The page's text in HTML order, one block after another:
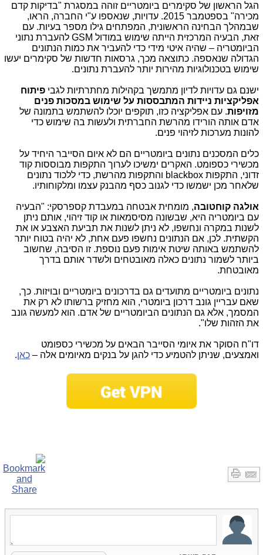
הגל הראשון של סקימרים ביומטריים זוהה במסגרת "בדיקות קדם
מכירה" בספטמבר 2015. עדויות, שנאספו ע"י החברה, הראו,
שבמהלך הבחינה הראשונית, המפתחים גילו מספר בעיות. עם
זאת, הבעיה המרכזית הייתה שימוש במודול GSM להעברת נתוני
הביומטריה – שהיה איטי מידי כדי להעביר את כמות הנתונים
הגדולה שנאספה. כתוצאה מכך, גרסאות חדשות של סקימרים יעשו
שימוש בטכנולוגיות מהירות יותר להעברת נתונים.
ישנם גם עדויות לדיון מתמשך בקהילות מחתרתיות לגבי פיתוח
אפליקציות ניידות המתבססות על שימוש במסכות פנים
מזויפות. עם אפליקציה כזו, תוקפים יוכלו להשתמש בתמונה של
אדם אותה הורידו מהרשת החברתית ולעשות בה שימוש כדי
להונות מערכות לזיהוי פנים.
כלים המסכנים נתונים ביומטריים הם לא איום הסייבר היחיד על
מכשירי כספומט. האקרים ימשיכו לערוך התקפות מבוססות קוד
זדוני, התקפות blackbox והתקפות מהרשת, כדי ללכוד נתונים
שלאחר מכן ישמשו כדי לגנוב כסף מהבנק עצמו ומלקוחותיו.
אולגה קוחטובה, מומחית אבטחה במעבדת קספרסקי: "הבעיה
עם ביומטריה היא, שבשונה מסיסמאות או קוד זיהוי, אותם ניתן
לשנות במקרה ונחשפו, לא ניתן לשנות את תביעת האצבע או את
הקשתית. לכן, אם הנתונים נחשפו פעם אחת, לא יהיה בטוח יותר
להשתמש באותה שיטת אימות פעם נוספת. זו הסיבה, שחשוב
ביותר לשמור נתונים כאלה מאובטחים ולשדר אותם בדרך
מאובטחת.
נתונים ביומטריים מתועדים גם בדרכונים ביומטריים ובויזות. כך,
שאם עבריין גונב דרכון ביומטרי, הוא מחזיק ברשותו לא רק את
המסמך, אלא גם הנתונים הביומטריים של אדם. הוא למעשה גונב
את הזהות שלו".
דו"ח הסוקר את איומי הסייבר הבאים על מכשירי כספומט
ואמצעים, שניתן להטמיע כדי להגן על בנקים מאיומים אלה – כאן.